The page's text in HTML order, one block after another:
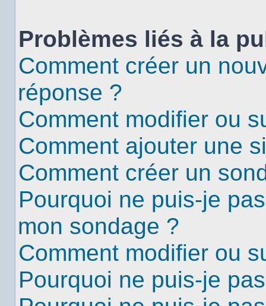
Problèmes liés à la
Comment créer un
réponse ?
Comment modifier ou
Comment ajouter une
Comment créer un
Pourquoi ne puis-je
mon sondage ?
Comment modifier ou
Pourquoi ne puis-je